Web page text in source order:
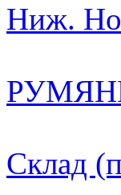
Ниж.
Склад